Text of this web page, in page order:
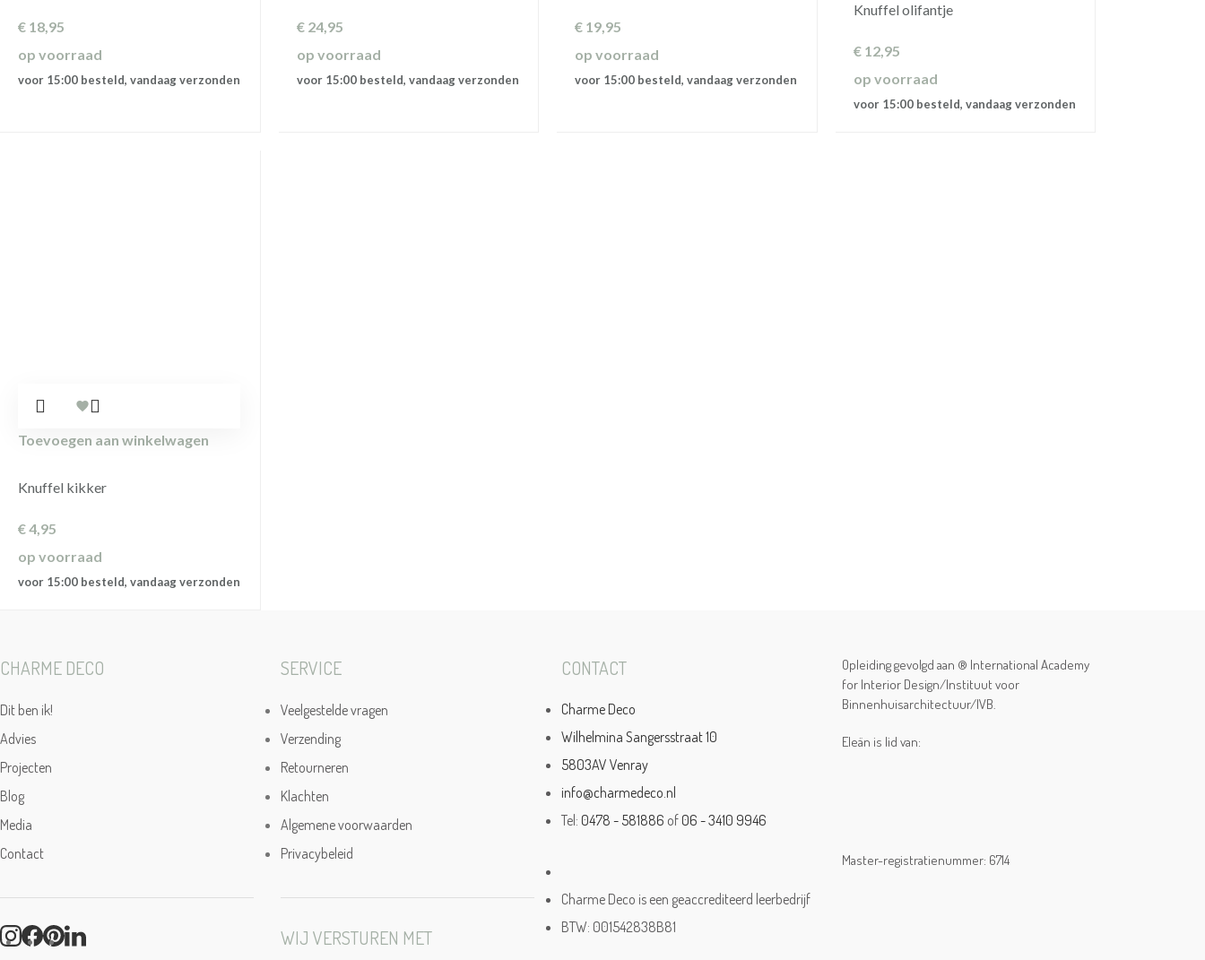
€ 18,95
op voorraad
voor 15:00 besteld, vandaag verzonden
€24,95
op voorraad
voor 15:00 besteld, vandaag verzonden
€ 19,95
op voorraad
voor 15:00 besteld, vandaag verzonden
Knuffel olifantje
€12,95
op voorraad
voor 15:00 besteld, vandaag verzonden
Toevoegen aan winkelwagen
Knuffel kikker
€4,95
op voorraad
voor 15:00 besteld, vandaag verzonden
CHARME DECO
Dit ben ik!
Advies
Projecten
Blog
Media
Contact
SERVICE
Veelgestelde vragen
Verzending
Retourneren
Klachten
Algemene voorwaarden
Privacybeleid
WIJ VERSTUREN MET
CONTACT
Charme Deco
Wilhelmina Sangersstraat 10
5803AV Venray
info@charmedeco.nl
Tel: 0478 - 581886 of 06 - 3410 9946
Charme Deco is een geaccrediteerd leerbedrijf
BTW: 001542838B81
Opleiding gevolgd aan ® International Academy
for Interior Design/Instituut voor
Binnenhuisarchitectuur/IVB.
Eleän is lid van:
Master-registratienummer: 6714